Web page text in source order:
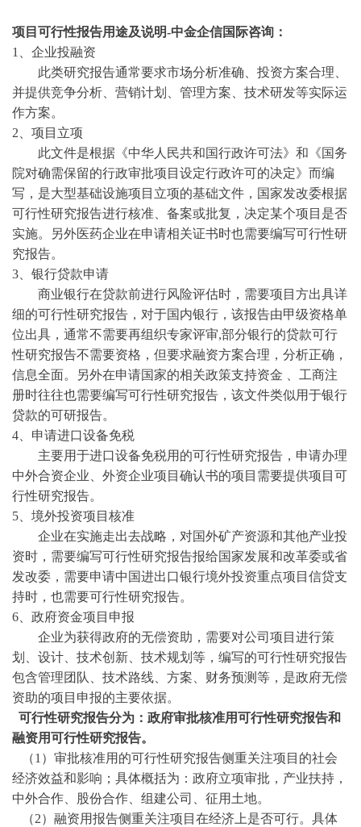
项目可行性报告用途及说明-中金企信国际咨询：
1、企业投融资
此类研究报告通常要求市场分析准确、投资方案合理、
并提供竞争分析、营销计划、管理方案、技术研发等实际运
作方案。
2、项目立项
此文件是根据《中华人民共和国行政许可法》和《国务
院对确需保留的行政审批项目设定行政许可的决定》而编
写，是大型基础设施项目立项的基础文件，国家发改委根据
可行性研究报告进行核准、备案或批复，决定某个项目是否
实施。另外医药企业在申请相关证书时也需要编写可行性研
究报告。
3、银行贷款申请
商业银行在贷款前进行风险评估时，需要项目方出具详
细的可行性研究报告，对于国内银行，该报告由甲级资格单
位出具，通常不需要再组织专家评审,部分银行的贷款可行
性研究报告不需要资格，但要求融资方案合理，分析正确，
信息全面。另外在申请国家的相关政策支持资金 、工商注
册时往往也需要编写可行性研究报告，该文件类似用于银行
贷款的可研报告。
4、申请进口设备免税
主要用于进口设备免税用的可行性研究报告，申请办理
中外合资企业、外资企业项目确认书的项目需要提供项目可
行性研究报告。
5、境外投资项目核准
企业在实施走出去战略，对国外矿产资源和其他产业投
资时，需要编写可行性研究报告报给国家发展和改革委或省
发改委，需要申请中国进出口银行境外投资重点项目信贷支
持时，也需要可行性研究报告。
6、政府资金项目申报
企业为获得政府的无偿资助，需要对公司项目进行策
划、设计、技术创新、技术规划等，编写的可行性研究报告
包含管理团队、技术路线、方案、财务预测等，是政府无偿
资助的项目申报的主要依据。
可行性研究报告分为：政府审批核准用可行性研究报告和
融资用可行性研究报告。
（1）审批核准用的可行性研究报告侧重关注项目的社会
经济效益和影响；具体概括为：政府立项审批，产业扶持，
中外合作、股份合作、组建公司、征用土地。
（2）融资用报告侧重关注项目在经济上是否可行。具体